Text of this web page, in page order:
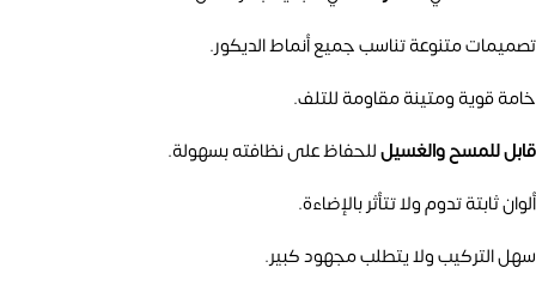
تصميمات متنوعة تناسب جميع أنماط الديكور.
خامة قوية ومتينة مقاومة للتلف.
قابل للمسح والغسيلللحفاظ على نظافته بسهولة.
ألوان ثابتة تدوم ولا تتأثر بالإضاءة.
سهل التركيب ولا يتطلب مجهود كبير.